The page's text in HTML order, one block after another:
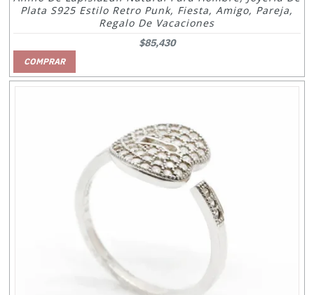
Plata S925 Estilo Retro Punk, Fiesta, Amigo, Pareja,
Regalo De Vacaciones
$85,430
COMPRAR